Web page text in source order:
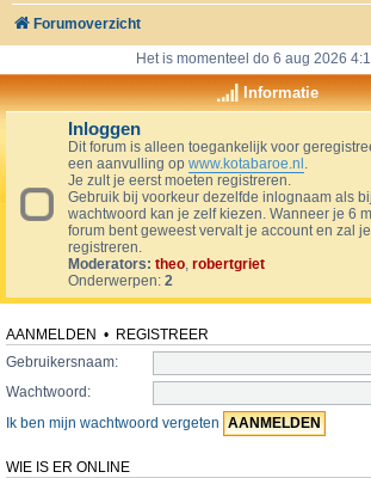
Forumoverzicht
Het is momenteel do 6 aug 2026
Informatie
Inloggen
Dit forum is alleen toegankelijk voor
een aanvulling op www.kotabaroe.nl .
Je zult je eerst moeten registreren.
Gebruik bij voorkeur dezelfde inlognaam als bij
wachtwoord kan je zelf kiezen. Wanneer je 6
forum bent geweest vervalt je account en zal
registreren.
Moderators: theo, robertgriet
Onderwerpen: 2
AANMELDEN • REGISTREER
Gebruikersnaam:
Wachtwoord:
Ik ben mijn wachtwoord vergeten
WIE IS ER ONLINE